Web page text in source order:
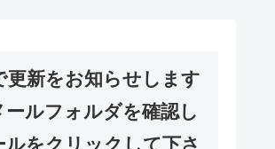
更新をお知らせします
ールフォルダを確認し
ルをクリックして下さ